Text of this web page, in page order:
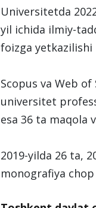
Universitetda
yil ichida ilmiy-
foizga yetkazilishi
Scopus va Web
universitet
esa 36 ta maqola
2019-yilda 26 ta,
monografiya